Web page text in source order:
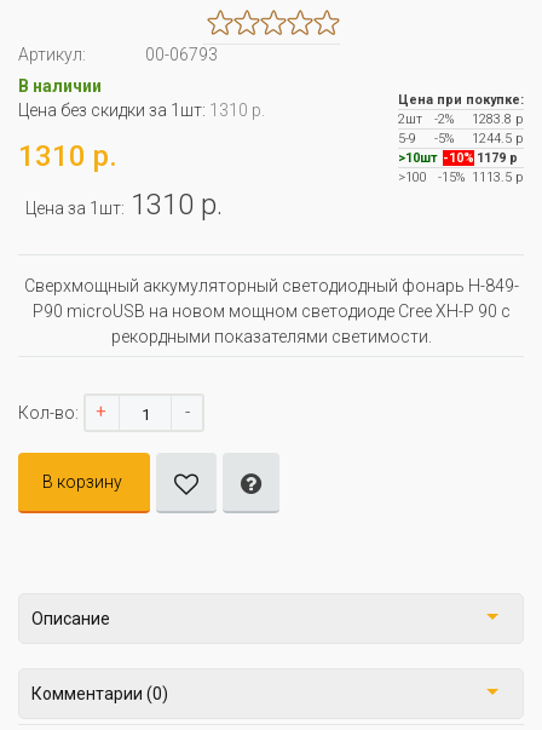
Артикул:
00-06793
В наличии
Цена без скидки за 1шт: 1310 р.
1310 р.
Цена за 1шт: 1310 р.
Цена при покупке:
2шт
-2%
1283.8 р
5-9
-5%
1244.5 р
>10шт -10% 1179 р
>100
-15% 1113.5 р
Сверхмощный аккумуляторный светодиодный фонарь H-849-
P90 microUSB на новом мощном светодиоде Cree XH-P 90 с
рекордными показателями светимости.
Кол-во: + -
В корзину
Описание
Комментарии (0)